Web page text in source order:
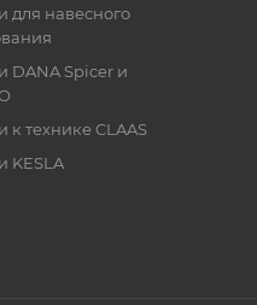
для навесного
DANA Spicer и
к технике CLAAS
KESLA